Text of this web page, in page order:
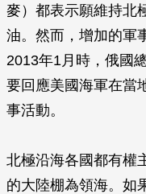
麥）都表示願維持北
油。然而，增加的軍
2013年1月時，俄國
要回應美國海軍在當
事活動。
北極沿海各國都有權
的大陸棚為領海。如